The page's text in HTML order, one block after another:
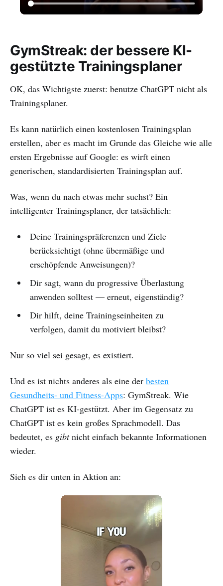
GymStreak: der bessere KI-
gestützte Trainingsplaner
OK, das Wichtigste zuerst: benutze ChatGPT nicht als
Trainingsplaner.
Es kann natürlich einen kostenlosen Trainingsplan
erstellen, aber es macht im Grunde das Gleiche wie alle
ersten Ergebnisse auf Google: es wirft einen
generischen, standardisierten Trainingsplan auf.
Was, wenn du nach etwas mehr suchst? Ein
intelligenter Trainingsplaner, der tatsächlich:
Deine Trainingspräferenzen und Ziele
berücksichtigt (ohne übermäßige und
erschöpfende Anweisungen)?
Dir sagt, wann du progressive Überlastung
anwenden solltest — erneut, eigenständig?
Dir hilft, deine Trainingseinheiten zu
verfolgen, damit du motiviert bleibst?
Nur so viel sei gesagt, es existiert.
Und es ist nichts anderes als eine der besten
Gesundheits- und Fitness-Apps: GymStreak. Wie
ChatGPT ist es KI-gestützt. Aber im Gegensatz zu
ChatGPT ist es kein großes Sprachmodell. Das
bedeutet, es gibtnicht einfach bekannte Informationen
wieder.
Sieh es dir unten in Aktion an: